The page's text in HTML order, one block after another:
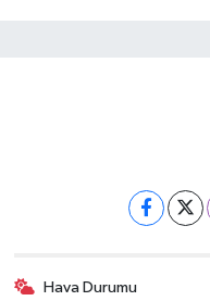
Hava Durumu